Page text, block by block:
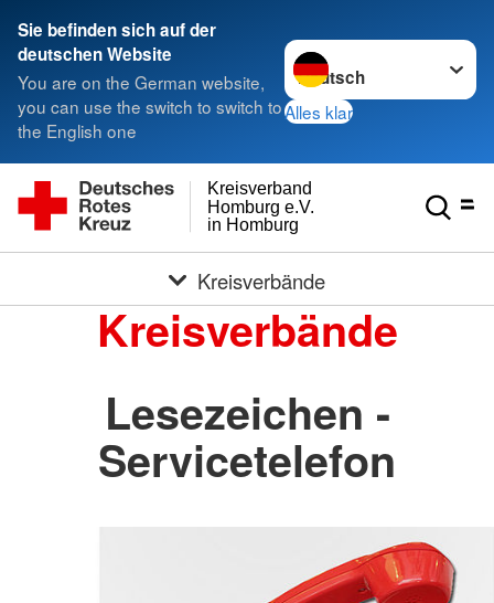
Sie befinden sich auf der
deutschen Website
You are on the German website,
you can use the switch to switch to
the English one
Sprache wechseln zu
Alles klar
in Homburg
Homburg e.V.
Kreisverband
Kreisverbände
Kreisverbände
Lesezeichen -
Servicetelefon